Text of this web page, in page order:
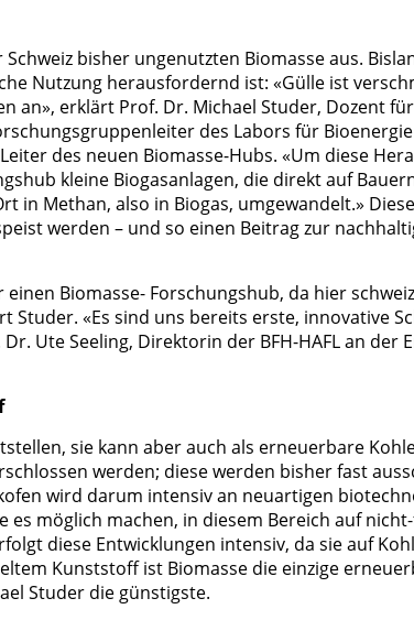
bisher ungenutzten Biomasse aus.
Nutzung herausfordernd ist: «Gülle ist
an», erklärt Prof. Dr. Michael Studer, Dozent
des Labors für
des neuen Biomasse-Hubs. «Um diese
kleine Biogasanlagen, die direkt auf
in Methan, also in Biogas, umgewandelt.»
werden – und so einen Beitrag zur
Biomasse- Forschungshub, da hier
Studer. «Es sind uns bereits erste, innovative
Ute Seeling, Direktorin der BFH-HAFL an der
sie kann aber auch als erneuerbare
werden; diese werden bisher fast
wird darum intensiv an neuartigen
möglich machen, in diesem Bereich auf
diese Entwicklungen intensiv, da sie auf
Kunststoff ist Biomasse die einzige
Studer die günstigste.